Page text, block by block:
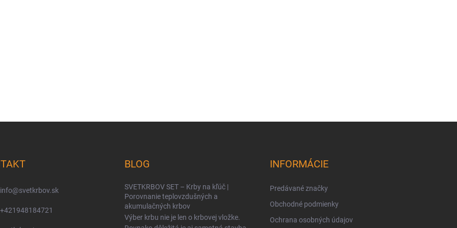
info@svetkrbov.sk
+421948184721
BLOG
SVETKRBOV SET – Krby na kľúč |
Porovnanie teplovzdušných a
akumulačných krbov
Výber krbu nie je len o krbovej vložke.
INFORMÁCIE
Predávané značky
Obchodné podmienky
Ochrana osobných údajov